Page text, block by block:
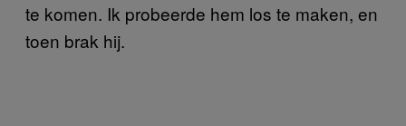
te komen. Ik probeerde hem los te maken, en
toen brak hij.